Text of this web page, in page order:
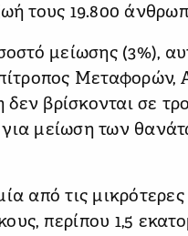
τους 19.800
μείωσης (3%),
Μεταφορών,
βρίσκονται σε
για μείωση των
από τις
περίπου 1,5